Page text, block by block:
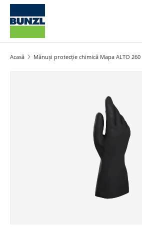
Salt la conținut
Caută
Acasă Mănuși protecție chimică Mapa ALTO 260